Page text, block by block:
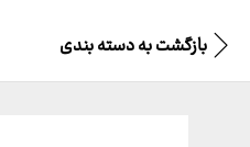
بازگشت بهدسته بندی